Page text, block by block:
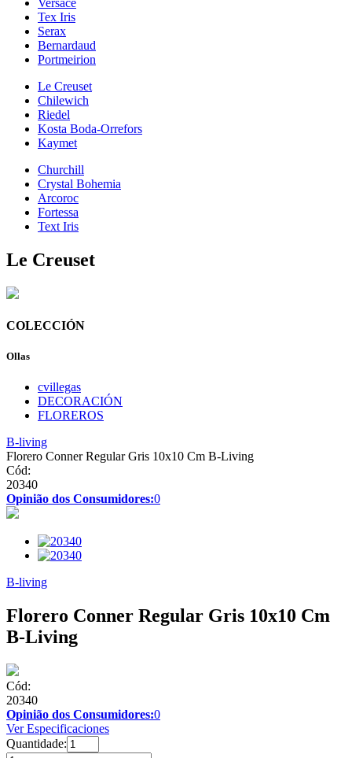
Tex Iris
Serax
Bernardaud
Portmeirion
Le Creuset
Chilewich
Riedel
Kosta Boda-Orrefors
Kaymet
Churchill
Crystal Bohemia
Arcoroc
Fortessa
Text Iris
Le Creuset
COLECCIÓN
Ollas
cvillegas
DECORACIÓN
FLOREROS
B-living
Florero Conner Regular Gris 10x10 Cm B-Living
Cód:
20340
Opinião dos Consumidores:0
B-living
Florero Conner Regular Gris 10x10 Cm
B-Living
Cód:
20340
Opinião dos Consumidores:0
Ver Especificaciones
Quantidade: